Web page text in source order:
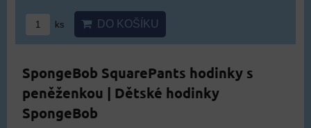
ks DO KOŠÍKU
SpongeBob SquarePants hodinky s
peněženkou | Dětské hodinky
SpongeBob